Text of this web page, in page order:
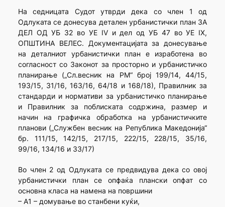
На седницата Судот утврди дека со член 1 од
Одлуката се донесува детален урбанистички план ЗА
ДЕЛ ОД УБ 32 во УЕ IV и дел од УБ 47 во УЕ IX,
ОПШТИНА ВЕЛЕС. Документацијата за донесување
на деталниот урбанистички план е изработена во
согласност со Законот за просторно и урбанистичко
планирање („Сл.весник на РМ“ број 199/14, 44/15,
193/15, 31/16, 163/16, 64/18 и 168/18), Правилник за
стандарди и нормативи за урбанистичко планирање
и Правилник за поблиската содржина, размер и
начин на графичка обработка на урбанистичките
планови („Службен весник на Република Македонија“
бр. 111/15, 142/15, 217/15, 222/15, 228/15, 35/16,
99/16, 134/16 и 33/17)
Во член 2 од Одлуката се предвидува дека со овој
урбанистички план се опфаќа плански опфат со
основна класа на намена на површини
– А1 – домување во станбени куќи,